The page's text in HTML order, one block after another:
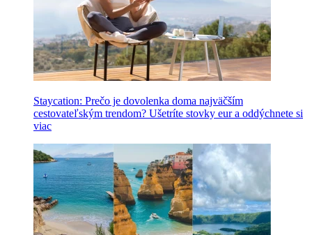
Staycation: Prečo je dovolenka doma najväčším
cestovateľským trendom? Ušetríte stovky eur a oddýchnete si
viac